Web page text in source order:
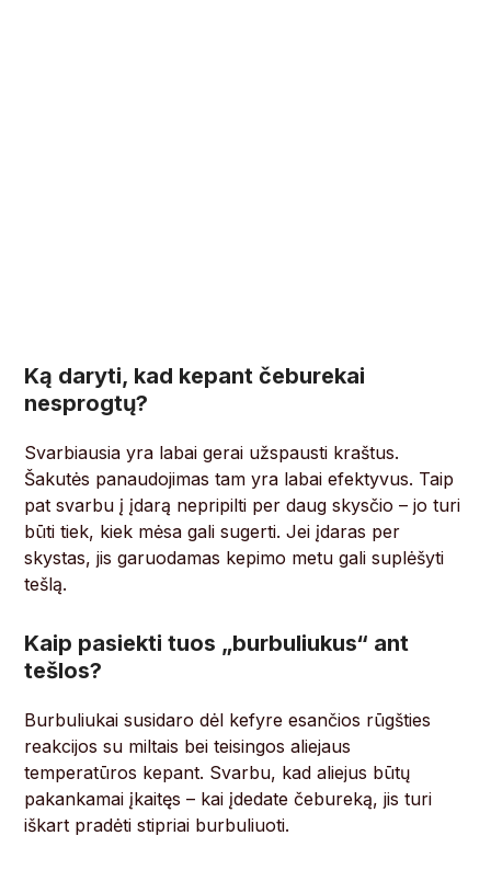
Ką daryti, kad kepant čeburekai
nesprogtų?
Svarbiausia yra labai gerai užspausti kraštus.
Šakutės panaudojimas tam yra labai efektyvus. Taip
pat svarbu į įdarą nepripilti per daug skysčio – jo turi
būti tiek, kiek mėsa gali sugerti. Jei įdaras per
skystas, jis garuodamas kepimo metu gali suplėšyti
tešlą.
Kaip pasiekti tuos „burbuliukus“ ant
tešlos?
Burbuliukai susidaro dėl kefyre esančios rūgšties
reakcijos su miltais bei teisingos aliejaus
temperatūros kepant. Svarbu, kad aliejus būtų
pakankamai įkaitęs – kai įdedate čebureką, jis turi
iškart pradėti stipriai burbuliuoti.